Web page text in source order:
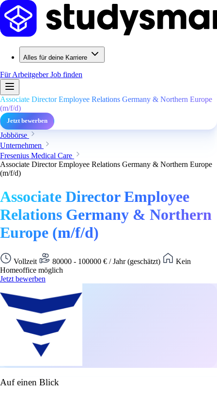
Alles für deine Karriere
Für ArbeitgeberJob finden
Associate Director Employee Relations Germany & Northern Europe
(m/f/d)
Jetzt bewerben
Jobbörse
Unternehmen
Fresenius Medical Care
Associate Director Employee Relations Germany & Northern Europe
(m/f/d)
Associate Director Employee
Relations Germany & Northern
Europe (m/f/d)
Vollzeit 80000 - 100000 € / Jahr (geschätzt)
Kein
Homeoffice möglich
Jetzt bewerben
Auf einen Blick